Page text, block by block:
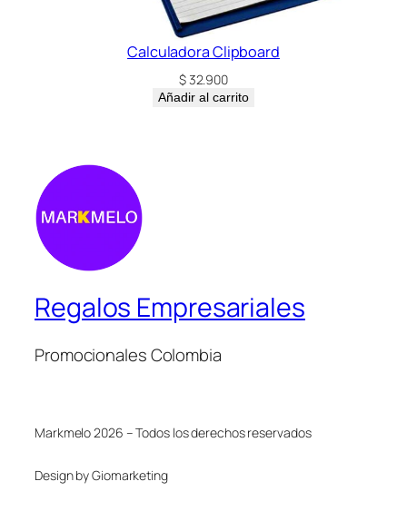
Calculadora Clipboard
$32.900
Añadir al carrito
Regalos Empresariales
Promocionales Colombia
Markmelo 2026 – Todos los derechos reservados
Design by Giomarketing